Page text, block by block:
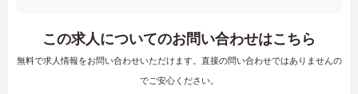
この求人についてのお問い合わせはこちら
無料で求人情報をお問い合わせいただけます。直接の問い合わせではありませんの
でご安心ください。